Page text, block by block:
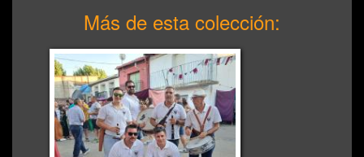
Más de esta colección: